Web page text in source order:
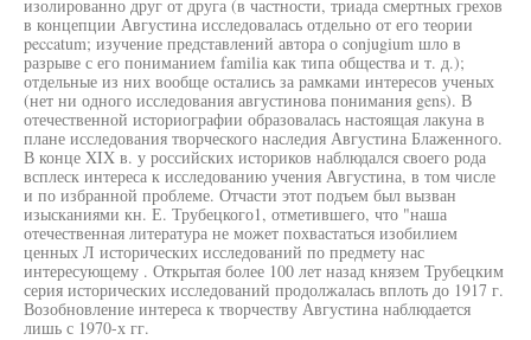
изолированно друг от друга (в частности, триада смертных грехов
в концепции Августина исследовалась отдельно от его теории
peccatum; изучение представлений автора о conjugium шло в
разрыве с его пониманием familia как типа общества и т. д.);
отдельные из них вообще остались за рамками интересов ученых
(нет ни одного исследования августинова понимания gens). В
отечественной историографии образовалась настоящая лакуна в
плане исследования творческого наследия Августина Блаженного.
В конце XIX в. у российских историков наблюдался своего рода
всплеск интереса к исследованию учения Августина, в том числе
и по избранной проблеме. Отчасти этот подъем был вызван
изысканиями кн. Е. Трубецкого1, отметившего, что "наша
отечественная литература не может похвастаться изобилием
ценных Л исторических исследований по предмету нас
интересующему . Открытая более 100 лет назад князем Трубецким
серия исторических исследований продолжалась вплоть до 1917 г.
Возобновление интереса к творчеству Августина наблюдается
лишь с 1970-х гг.